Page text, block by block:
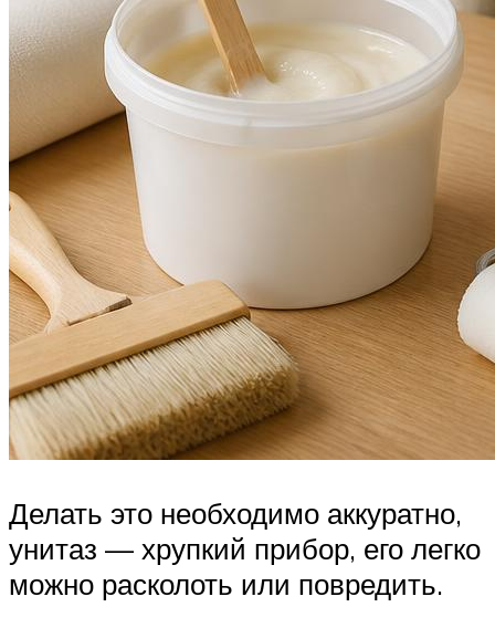
Делать это необходимо аккуратно,
унитаз — хрупкий прибор, его легко
можно расколоть или повредить.